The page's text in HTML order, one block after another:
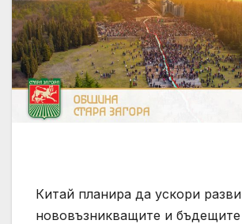
Китай планира да ускори
нововъзникващите и бъдещите